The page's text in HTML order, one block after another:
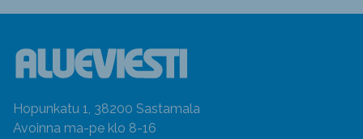
Hopunkatu 1, 38200 Sastamala
Avoinna ma-pe klo 8-16